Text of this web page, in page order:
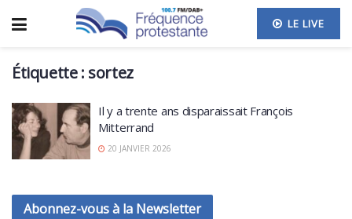
LE LIVE
Étiquette : sortez
Il y a trente ans disparaissait François
Mitterrand
20 JANVIER 2026
Abonnez-vous à la Newsletter